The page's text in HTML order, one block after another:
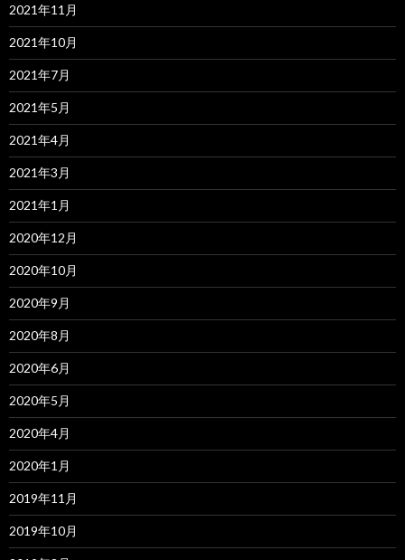
2021年11月
2021年10月
2021年7月
2021年5月
2021年4月
2021年3月
2021年1月
2020年12月
2020年10月
2020年9月
2020年8月
2020年6月
2020年5月
2020年4月
2020年1月
2019年11月
2019年10月